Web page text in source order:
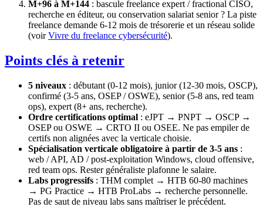
M+96 à M+144 : bascule freelance expert / fractional CISO,
recherche en éditeur, ou conservation salariat senior ? La piste
freelance demande 6-12 mois de trésorerie et un réseau solide
(voirVivre du freelance cybersécurité).
Points clés à retenir
5 niveaux : débutant (0-12 mois), junior (12-30 mois, OSCP),
confirmé (3-5 ans, OSEP / OSWE), senior (5-8 ans, red team
ops), expert (8+ ans, recherche).
Ordre certifications optimal : eJPT → PNPT → OSCP →
OSEP ou OSWE → CRTO II ou OSEE. Ne pas empiler de
certifs non alignées avec la verticale choisie.
Spécialisation verticale obligatoire à partir de 3-5 ans :
web / API, AD / post-exploitation Windows, cloud offensive,
red team ops. Rester généraliste plafonne le salaire.
Labs progressifs : THM complet → HTB 60-80 machines
→ PG Practice → HTB ProLabs → recherche personnelle.
Pas de saut de niveau labs sans maîtriser le précédent.